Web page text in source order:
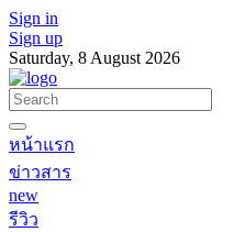
Sign in
Sign up
Saturday, 8 August 2026
หน้าแรก
ข่าวสาร
new
รีวิว